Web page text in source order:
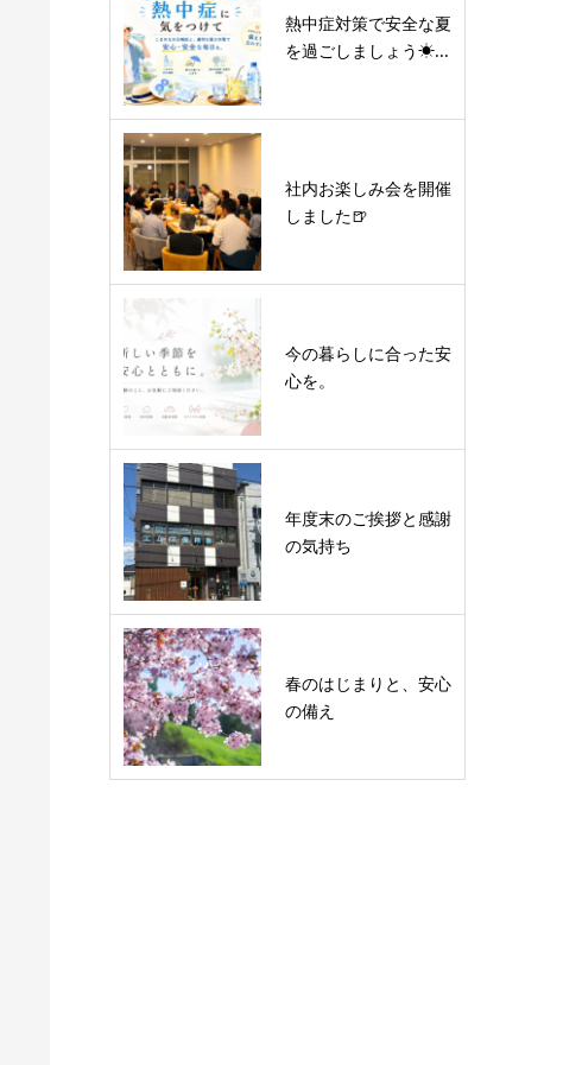
熱中症対策で安全な夏
を過ごしましょう☀...
社内お楽しみ会を開催
しました🍺
今の暮らしに合った安
心を。
年度末のご挨拶と感謝
の気持ち
春のはじまりと、安心
の備え